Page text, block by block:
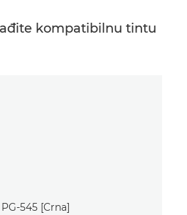
kompatibilnu tintu